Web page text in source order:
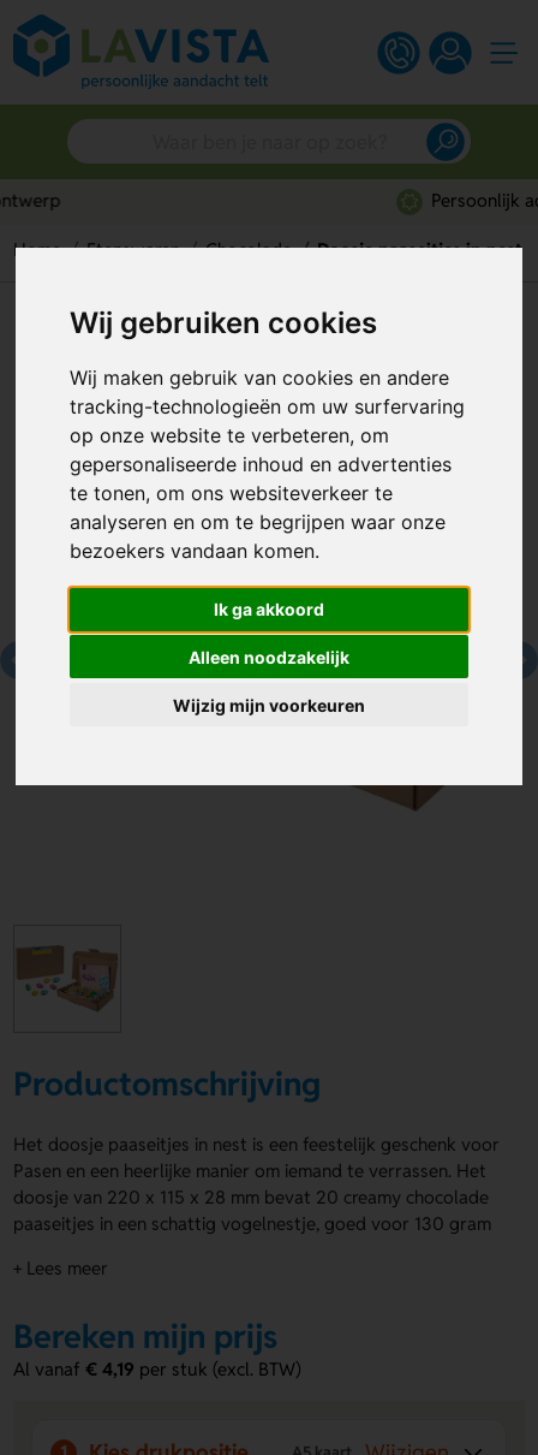
Wij gebruiken cookies
Wij maken gebruik van cookies en andere
tracking-technologieën om uw surfervaring
op onze website te verbeteren, om
gepersonaliseerde inhoud en advertenties
te tonen, om ons websiteverkeer te
analyseren en om te begrijpen waar onze
bezoekers vandaan komen.
Ik ga akkoord
Alleen noodzakelijk
Wijzig mijn voorkeuren
Home Etenswaren Chocolade Doosje paaseitjes in nest
Doosje paaseitjes in nest
Artikelnummer: 308543
Productomschrijving
Het doosje paaseitjes in nest is een feestelijk geschenk voor
Pasen en een heerlijke manier om iemand te verrassen. Het
doosje van 220 x 115 x 28 mm bevat 20 creamy chocolade
paaseitjes in een schattig vogelnestje, goed voor 130 gram
sluitsticker en is minimaal 6 maanden houdbaar.
jouw boodschap of logo voor een extra attent gebaar. Het
doosje paaseitjes in nest is perfect om klanten of relaties
een smakelijke verrassing te geven. Vraag snel een offerte
+ Lees meer
Bereken mijn prijs
Al vanaf€ 4,19 per stuk (excl. BTW)